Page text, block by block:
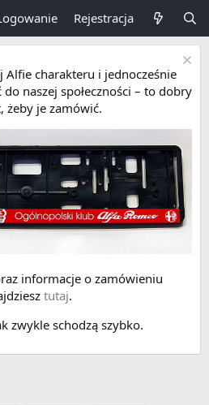
Rejestracja
Alfie charakteru i jednocześnie
naszej społeczności – to dobry
żeby je zamówić.
informacje o zamówieniu
tutaj.
zwykle schodzą szybko.